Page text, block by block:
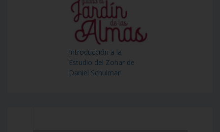
Introducción a la
Estudio del Zohar de
Daniel Schulman